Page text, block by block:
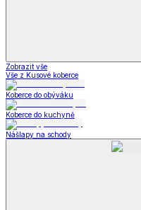
Zobrazit vše
Vše z Kusové koberce
Koberce do obýváku
Koberce do kuchyně
Nášlapy na schody